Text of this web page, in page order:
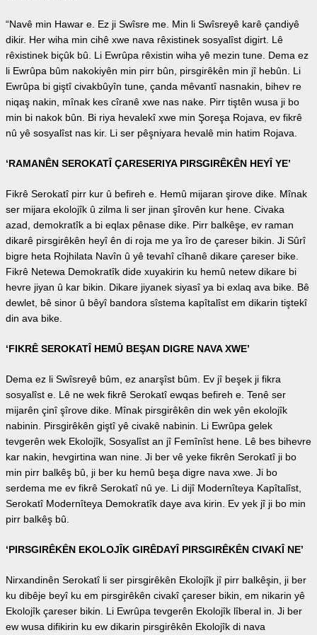
“Navê min Hawar e. Ez ji Swîsre me. Min li Swîsreyê karê çandiyê
dikir. Her wiha min cihê xwe nava rêxistinek sosyalîst digirt. Lê
rêxistinek biçûk bû. Li Ewrûpa rêxistin wiha yê mezin tune. Dema ez
li Ewrûpa bûm nakokiyên min pirr bûn, pirsgirêkên min jî hebûn. Li
Ewrûpa bi giştî civakbûyîn tune, çanda mêvantî nasnakin, bihev re
niqaş nakin, mînak kes cîranê xwe nas nake. Pirr tiştên wusa ji bo
min bi nakok bûn. Bi riya hevalekî xwe min Şoreşa Rojava, ev fikrê
nû yê sosyalîst nas kir. Li ser pêşniyara hevalê min hatim Rojava.
‘RAMANÊN SEROKATÎ ÇARESERIYA PIRSGIRÊKÊN HEYÎ YE’
Fikrê Serokatî pirr kur û befireh e. Hemû mijaran şirove dike. Mînak
ser mijara ekolojîk û zilma li ser jinan şîrovên kur hene. Civaka
azad, demokratîk a bi eqlax pênase dike. Pirr balkêşe, ev raman
dikarê pirsgirêkên heyî ên di roja me ya îro de çareser bikin. Ji Sûrî
bigre heta Rojhilata Navîn û yê tevahî cîhanê dikare çareser bike.
Fikrê Netewa Demokratîk dide xuyakirin ku hemû netew dikare bi
hevre jiyan û kar bikin. Dikare jiyanek siyasî ya bi exlaq ava bike. Bê
dewlet, bê sinor û bêyî bandora sîstema kapîtalîst em dikarin tiştekî
din ava bike.
‘FIKRÊ SEROKATÎ HEMÛ BEŞAN DIGRE NAVA XWE’
Dema ez li Swîsreyê bûm, ez anarşîst bûm. Ev jî beşek ji fikra
sosyalîst e. Lê ne wek fikrê Serokatî ewqas befireh e. Tenê ser
mijarên çinî şîrove dike. Mînak pirsgirêkên din wek yên ekolojîk
nabinin. Pirsgirêkên giştî yê civakê nabinin. Li Ewrûpa gelek
tevgerên wek Ekolojîk, Sosyalîst an jî Femînîst hene. Lê bes bihevre
kar nakin, hevgirtina wan nine. Ji ber vê yeke fikrên Serokatî ji bo
min pirr balkêş bû, ji ber ku hemû beşa digre nava xwe. Ji bo
serdema me ev fikrê Serokatî nû ye. Li dijî Modernîteya Kapîtalîst,
Serokatî Modernîteya Demokratîk daye ava kirin. Ev yek jî ji bo min
pirr balkêş bû.
‘PIRSGIRÊKÊN EKOLOJÎK GIRÊDAYÎ PIRSGIRÊKÊN CIVAKÎ NE’
Nirxandinên Serokatî li ser pirsgirêkên Ekolojîk jî pirr balkêşin, ji ber
ku dibêje beyî ku em pirsgirêkên civakî çareser bikin, em nikarin yê
Ekolojîk çareser bikin. Li Ewrûpa tevgerên Ekolojîk lîberal in. Ji ber
ew wusa difikirin ku ew dikarin pirsgirêkên Ekolojîk di nava